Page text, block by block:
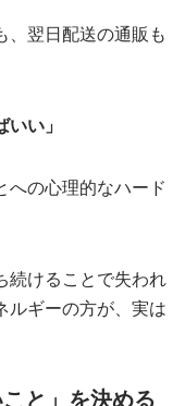
、翌日配送の通販も
い」
への心理的なハード
続けることで失われ
ルギーの方が、実は
と」を決める